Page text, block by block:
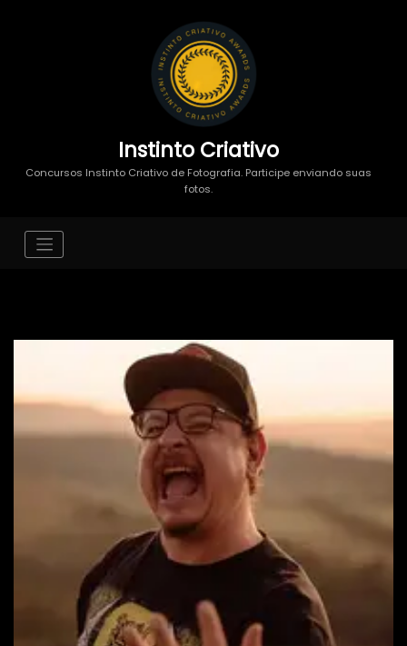
Instinto Criativo
Concursos Instinto Criativo de Fotografia. Participe enviando suas
fotos.